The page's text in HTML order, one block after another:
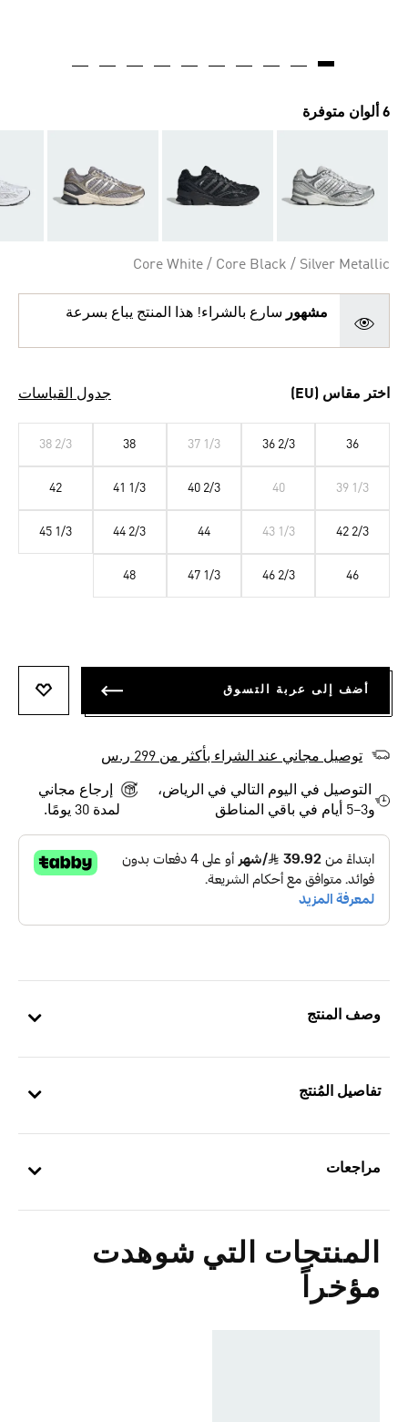
وصف المنتج
تفاصيل المُنتج
مراجعات
المنتجات التي شوهدت
مؤخراً
6 ألوان متوفرة
Core White / Core Black / Silver Metallic
مشهور سارع بالشراء! هذا المنتج يباع بسرعة
اختر مقاس (EU) جدول القياسات
36
36 2/3
37 1/3
38
38 2/3
39 1/3
40
40 2/3
41 1/3
42
42 2/3
43 1/3
44
44 2/3
45 1/3
46
46 2/3
47 1/3
48
أضف إلى عربة التسوق
توصيل مجاني عند الشراء بأكثر من 299 ر.س
التوصيل في اليوم التالي في الرياض،
و3–5 أيام في باقي المناطق
إرجاع مجاني
لمدة 30 يومًا.